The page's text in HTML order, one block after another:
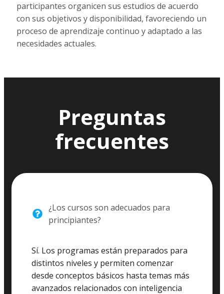
participantes organicen sus estudios de acuerdo
con sus objetivos y disponibilidad, favoreciendo un
proceso de aprendizaje continuo y adaptado a las
necesidades actuales.
Preguntas
frecuentes
¿Los cursos son adecuados para
principiantes?
Sí. Los programas están preparados para
distintos niveles y permiten comenzar
desde conceptos básicos hasta temas más
avanzados relacionados con inteligencia